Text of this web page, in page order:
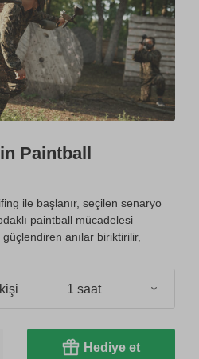
Paintball
ile başlanır, seçilen senaryo
paintball mücadelesi
anılar biriktirilir,
1 saat
Hediye et